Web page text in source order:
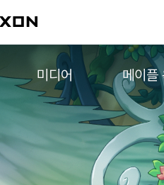
미디어 메이플
메이플